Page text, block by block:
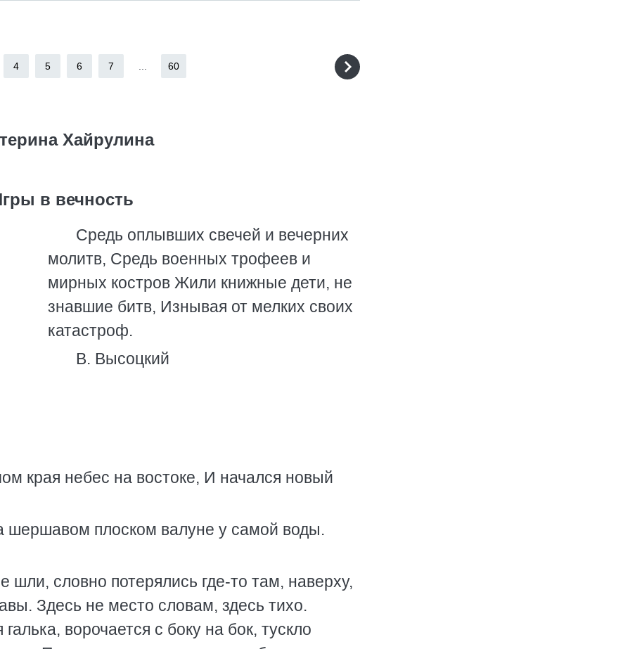
4 5 6 7 60
Хайрулина
в вечность
Средь оплывших свечей и вечерних
молитв, Средь военных трофеев и
мирных костров Жили книжные дети, не
знавшие битв, Изнывая от мелких своих
катастроф.
В. Высоцкий
края небес на востоке, И начался новый
шершавом плоском валуне у самой воды.
шли, словно потерялись где-то там, наверху,
Здесь не место словам, здесь тихо.
ворочается с боку на бок, тускло